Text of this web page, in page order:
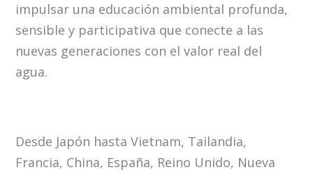
impulsar una educación ambiental profunda,
sensible y participativa que conecte a las
nuevas generaciones con el valor real del
agua.
Desde Japón hasta Vietnam, Tailandia,
Francia, China, España, Reino Unido, Nueva